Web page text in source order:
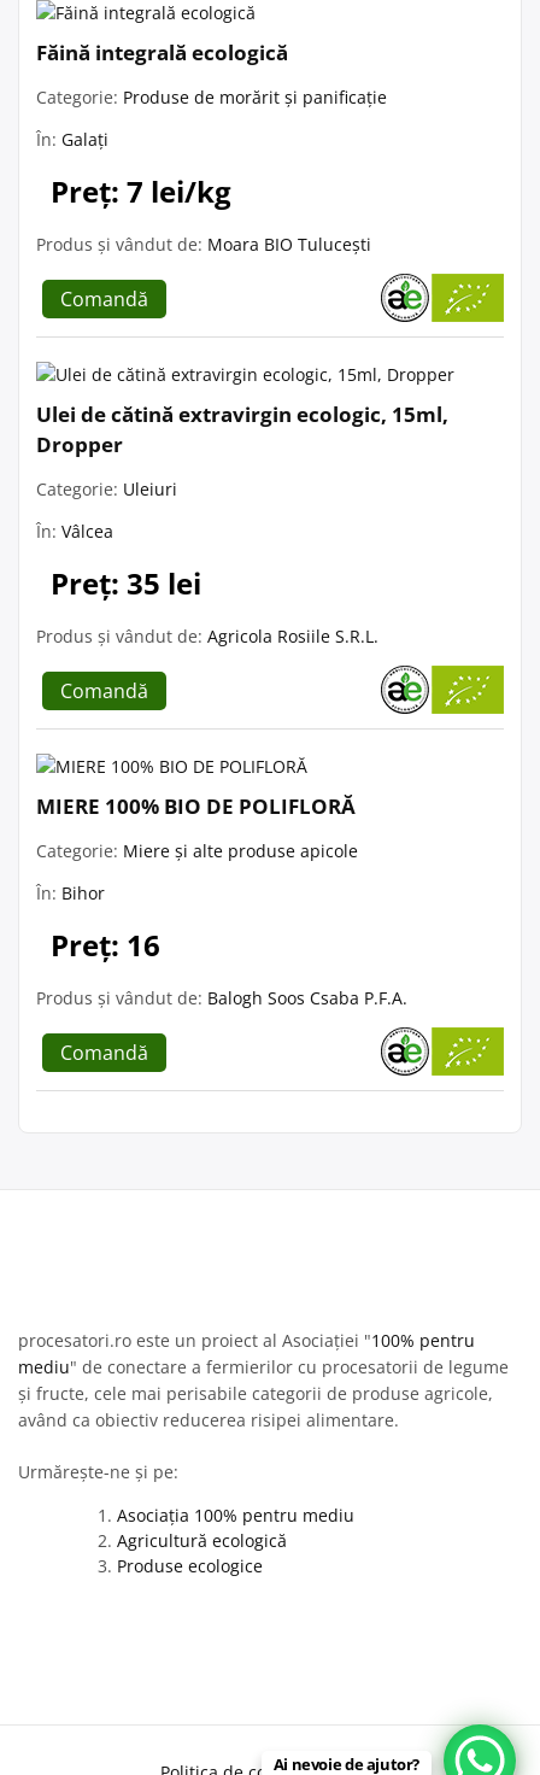
Făină integrală ecologică
Categorie: Produse de morărit și panificație
În: Galați
Preț: 7 lei/kg
Produs și vândut de: Moara BIO Tulucești
Comandă
Ulei de cătină extravirgin ecologic, 15ml,
Dropper
Categorie: Uleiuri
În: Vâlcea
Preț: 35 lei
Produs și vândut de: Agricola Rosiile S.R.L.
Comandă
MIERE 100% BIO DE POLIFLORĂ
Categorie: Miere și alte produse apicole
În: Bihor
Preț: 16
Produs și vândut de: Balogh Soos Csaba P.F.A.
Comandă
procesatori.ro este un proiect al Asociației "100% pentru
mediu" de conectare a fermierilor cu procesatorii de legume
și fructe, cele mai perisabile categorii de produse agricole,
având ca obiectiv reducerea risipei alimentare.
Urmărește-ne și pe:
Asociația 100% pentru mediu
Agricultură ecologică
Produse ecologice
Ai nevoie de ajutor?